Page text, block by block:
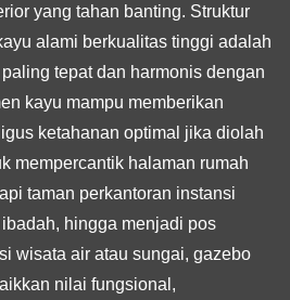
yang tahan banting. Struktur
alami berkualitas tinggi adalah
tepat dan harmonis dengan
kayu mampu memberikan
ketahanan optimal jika diolah
mempercantik halaman rumah
taman perkantoran instansi
hingga menjadi pos
wisata air atau sungai, gazebo
nilai fungsional,